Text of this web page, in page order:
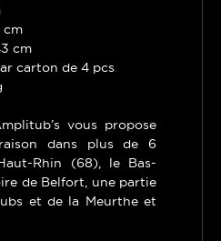
cm
cm
carton de 4 pcs
vous propose
dans plus de 6
Rhin (68), le Bas-
de Belfort, une partie
et de la Meurthe et